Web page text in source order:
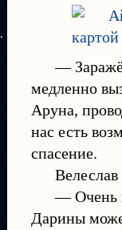
—
медленно
Аруна,
нас есть
спасение.
Велеслав
— Очень
Дарины